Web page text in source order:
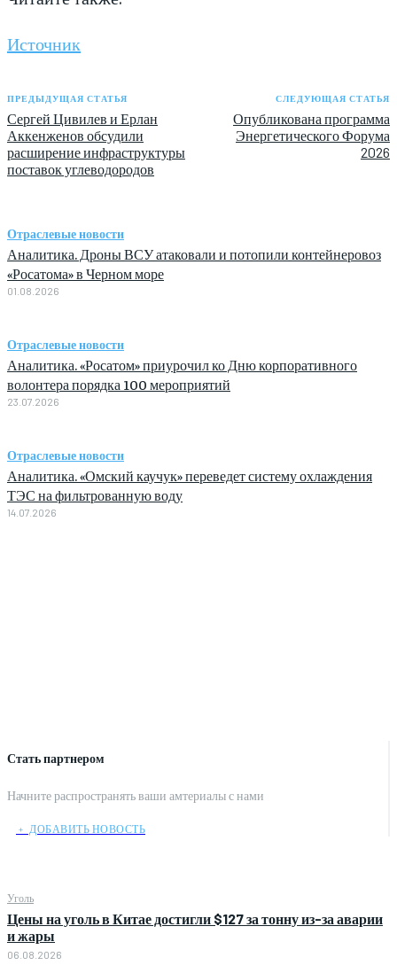
Стать партнером
Начните распространять ваши амтериалы с нами
﹢ ДОБАВИТЬ НОВОСТЬ
Уголь
Цены на уголь в Китае достигли $127 за тонну из-за аварии
и жары
06.08.2026
Источник
ПРЕДЫДУЩАЯ СТАТЬЯ
Сергей Цивилев и Ерлан
Аккенженов обсудили
расширение инфраструктуры
поставок углеводородов
СЛЕДУЮЩАЯ СТАТЬЯ
Опубликована программа
Энергетического Форума
2026
Отраслевые новости
Аналитика. Дроны ВСУ атаковали и потопили контейнеровоз
«Росатома» в Черном море
01.08.2026
Отраслевые новости
Аналитика. «Росатом» приурочил ко Дню корпоративного
волонтера порядка 100 мероприятий
23.07.2026
Отраслевые новости
Аналитика. «Омский каучук» переведет систему охлаждения
ТЭС на фильтрованную воду
14.07.2026